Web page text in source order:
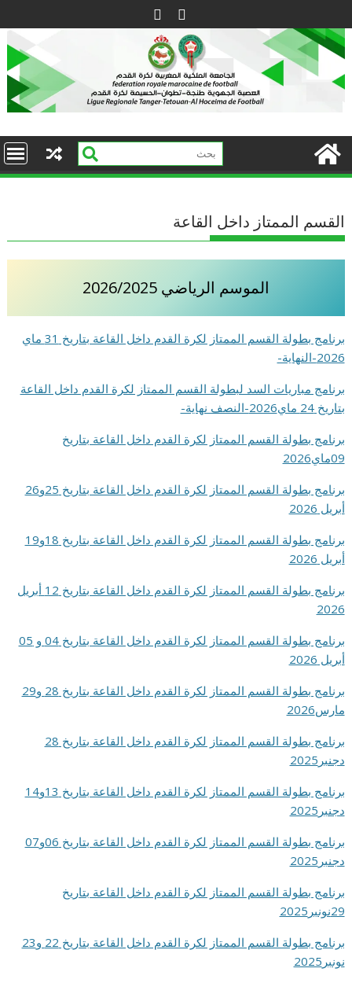
to
content
القسم الممتاز داخل القاعة
الموسم الرياضي 2026/2025
برنامج بطولة القسم الممتاز لكرة القدم داخل القاعة بتاريخ 31 ماي
2026-النهاية-
برنامج مباريات السد لبطولة القسم الممتاز لكرة القدم داخل القاعة
بتاريخ 24 ماي2026-النصف نهاية-
برنامج بطولة القسم الممتاز لكرة القدم داخل القاعة بتاريخ
09ماي2026
برنامج بطولة القسم الممتاز لكرة القدم داخل القاعة بتاريخ 25و26
أبريل 2026
برنامج بطولة القسم الممتاز لكرة القدم داخل القاعة بتاريخ 18و19
أبريل 2026
برنامج بطولة القسم الممتاز لكرة القدم داخل القاعة بتاريخ 12 أبريل
2026
برنامج بطولة القسم الممتاز لكرة القدم داخل القاعة بتاريخ 04 و 05
أبريل 2026
برنامج بطولة القسم الممتاز لكرة القدم داخل القاعة بتاريخ 28 و29
مارس2026
برنامج بطولة القسم الممتاز لكرة القدم داخل القاعة بتاريخ 28
دجنبر2025
برنامج بطولة القسم الممتاز لكرة القدم داخل القاعة بتاريخ 13و14
دجنبر2025
برنامج بطولة القسم الممتاز لكرة القدم داخل القاعة بتاريخ 06و07
دجنبر2025
برنامج بطولة القسم الممتاز لكرة القدم داخل القاعة بتاريخ
29نونبر2025
برنامج بطولة القسم الممتاز لكرة القدم داخل القاعة بتاريخ 22 و23
نونبر2025